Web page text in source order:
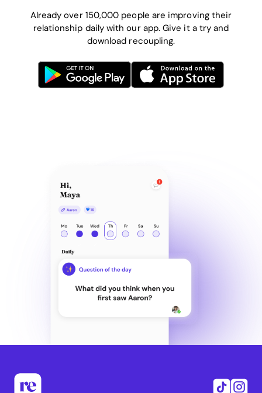
Already over 150,000 people are improving their
relationship daily with our app. Give it a try and
download recoupling.